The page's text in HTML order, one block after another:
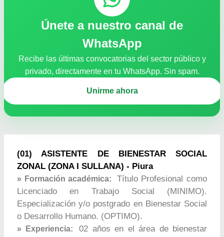
Únete a nuestro canal de
WhatsApp
Recibe las últimas convocatorias del sector público y
privado, directamente en tu WhatsApp. Sin spam.
Unirme ahora
(01) ASISTENTE DE BIENESTAR SOCIAL
ZONAL (ZONA I SULLANA) - Piura
» Formación académica:
Título Profesional como
Licenciado en Trabajo Social (MINIMO).
Especialización y/o postgrado en Bienestar Social
o Desarrollo Humano. (OPTIMO).
» Experiencia:
02 años en el área de bienestar